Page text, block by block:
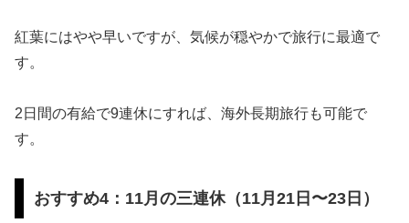
紅葉にはやや早いですが、気候が穏やかで旅行に最適で
す。
2日間の有給で9連休にすれば、海外長期旅行も可能で
す。
おすすめ4：11月の三連休（11月21日〜23日）